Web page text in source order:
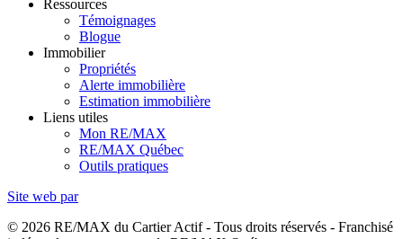
Ressources
Témoignages
Blogue
Immobilier
Propriétés
Alerte immobilière
Estimation immobilière
Liens utiles
Mon RE/MAX
RE/MAX Québec
Outils pratiques
Site web par
© 2026 RE/MAX du Cartier Actif - Tous droits réservés - Franchisé